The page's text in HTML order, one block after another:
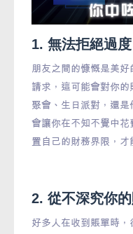
1. 無法拒絕過
朋友之間的慷慨是美
請求，這可能會對你
聚會、生日派對，還
會讓你在不知不覺中
置自己的財務界限，才
2. 從不深究你
好多人在收到賬單時